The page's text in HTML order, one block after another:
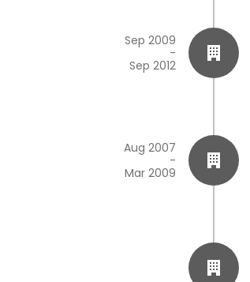
Sep 2009
-
Sep 2012
Aug 2007
-
Mar 2009